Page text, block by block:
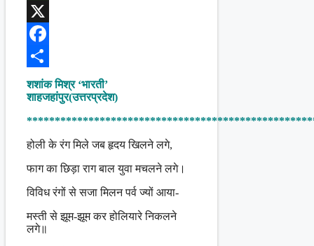
WhatsApp
X
Facebook
Share
शशांक मिश्र ‘भारती’
शाहजहांपुर(उत्तरप्रदेश)
होली के रंग मिले जब हृदय खिलने लगे,
फाग का छिड़ा राग बाल युवा मचलने लगे।
विविध रंगों से सजा मिलन पर्व ज्यों आया-
मस्ती से झूम-झूम कर होलियारे निकलने
लगे॥